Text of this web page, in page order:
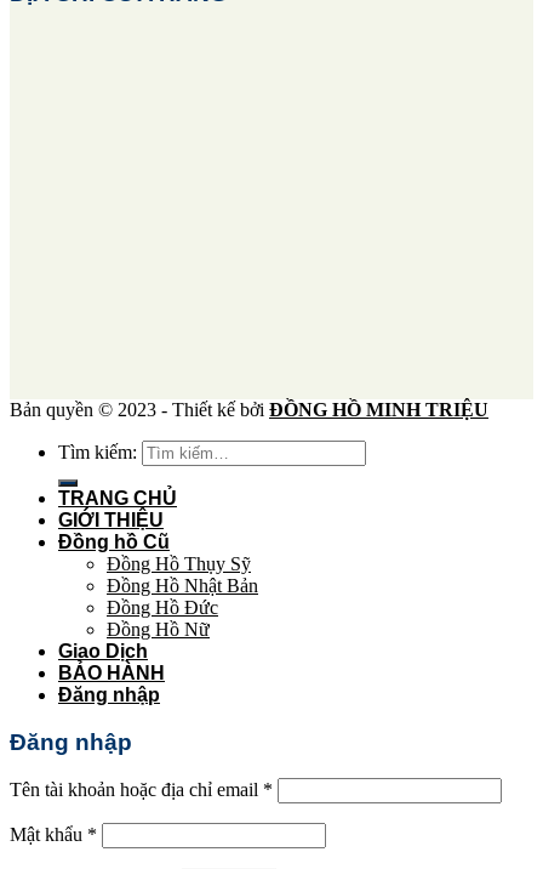
Bản quyền © 2023 - Thiết kế bởi ĐỒNG HỒ MINH TRIỆU
Tìm kiếm:
TRANG CHỦ
GIỚI THIỆU
Đồng hồ Cũ
Đồng Hồ Thụy Sỹ
Đồng Hồ Nhật Bản
Đồng Hồ Đức
Đồng Hồ Nữ
Giao Dịch
BẢO HÀNH
Đăng nhập
Đăng nhập
Tên tài khoản hoặc địa chỉ email *
Mật khẩu *